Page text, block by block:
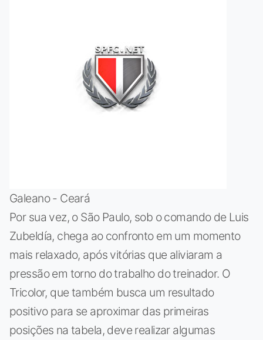
Galeano - Ceará
Por sua vez, o São Paulo, sob o comando de Luis
Zubeldía, chega ao confronto em um momento
mais relaxado, após vitórias que aliviaram a
pressão em torno do trabalho do treinador. O
Tricolor, que também busca um resultado
positivo para se aproximar das primeiras
posições na tabela, deve realizar algumas